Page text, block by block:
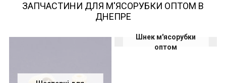
ЗАПЧАСТИНИ ДЛЯ М'ЯСОРУБКИ ОПТОМ В
ДНЕПРЕ
Шнек м'ясорубки
оптом